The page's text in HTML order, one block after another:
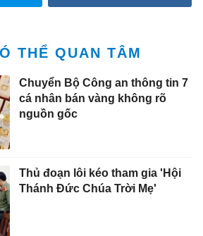
THỂ QUAN TÂM
Chuyển Bộ Công an thông tin 7
cá nhân bán vàng không rõ
nguồn gốc
Thủ đoạn lôi kéo tham gia 'Hội
Thánh Đức Chúa Trời Mẹ'